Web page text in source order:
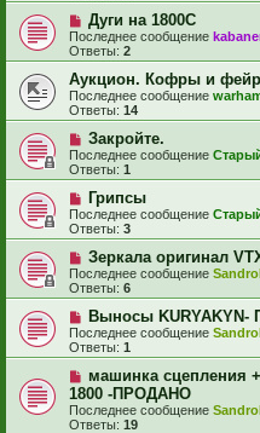
Дуги на 1800С
Последнее сообщение
Ответы: 2
Аукцион. Кофры и
Последнее сообщение
Ответы: 14
Закройте.
Последнее сообщение
Ответы: 1
Грипсы
Последнее сообщение
Ответы: 3
Зеркала оригинал
Последнее сообщение
Ответы: 6
Выносы
Последнее сообщение
Ответы: 1
машинка сцепления
1800 -ПРОДАНО
Последнее сообщение
Ответы: 19